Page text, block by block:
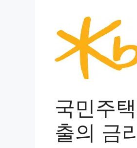
국민주
출의 금